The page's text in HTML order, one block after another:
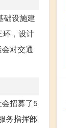
础设施建
环，设计
对交通
招募了5
务指挥部